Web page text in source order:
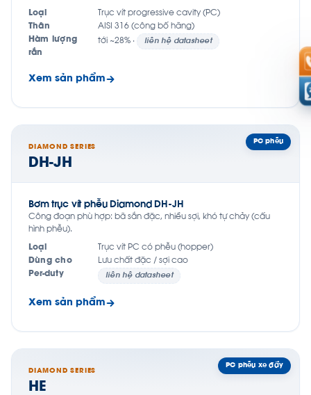
Loại
Trục vít progressive cavity (PC)
Thân
AISI 316 (công bố hãng)
Hàm lượng
rắn
tới ~28% · liên hệ datasheet
Xem sản phẩm
PC phễu
DIAMOND SERIES
DH-JH
Bơm trục vít phễu Diamond DH-JH
Công đoạn phù hợp: bã sắn đặc, nhiều sợi, khó tự chảy (cấu
hình phễu).
Loại
Trục vít PC có phễu (hopper)
Dùng cho
Lưu chất đặc / sợi cao
Per-duty
liên hệ datasheet
Xem sản phẩm
PC phễu xe đẩy
DIAMOND SERIES
HE